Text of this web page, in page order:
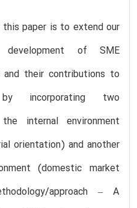
paper is to extend our
of SME
and their contributions to
incorporating two
internal environment
orientation) and another
(domestic market
approach – A